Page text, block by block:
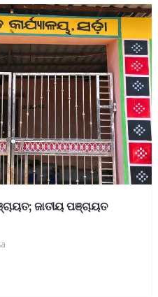
ଜାତୀୟ ପଞ୍ଚାୟତ